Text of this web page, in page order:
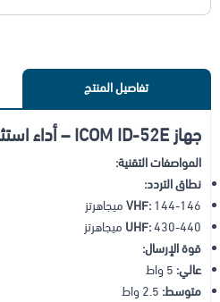
تفاصيل المنتج
جهاز ICOM ID-52E – أداء استثنائي وتصميم متين
المواصفات التقنية:
نطاق التردد:
VHF:144-146 ميجاهرتز
UHF:430-440 ميجاهرتز
قوة الإرسال:
عالي:5 واط
متوسط:2.5 واط